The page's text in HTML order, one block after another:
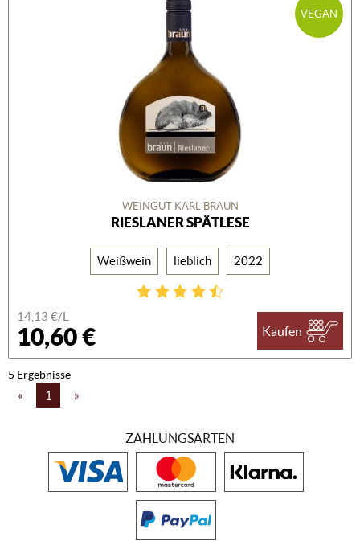
VEGAN
WEINGUT KARL BRAUN
RIESLANER SPÄTLESE
Weißwein lieblich 2022
14,13 €/L
10,60 € Kaufen
5 Ergebnisse
« 1 »
ZAHLUNGSARTEN